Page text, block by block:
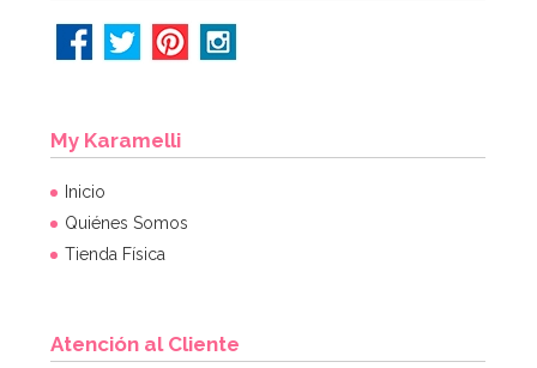
My Karamelli
Inicio
Quiénes Somos
Tienda Física
Atención al Cliente